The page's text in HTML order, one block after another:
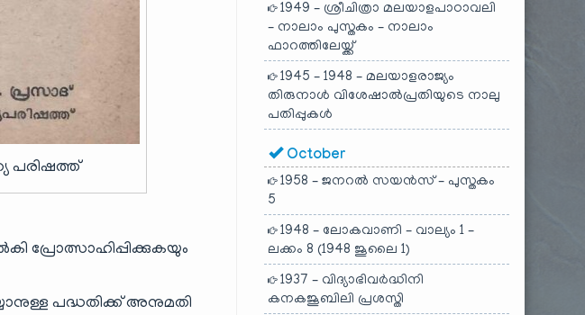
പരിഷത്ത്
പ്രോത്സാഹിപ്പിക്കുകയും
പദ്ധതിക്ക് അനുമതി
1949 – ശ്രീചിത്രാ മലയാളപാഠാവലി
– നാലാം പുസ്തകം – നാലാം
ഫാറത്തിലേയ്ക്ക്
1945 – 1948 – മലയാളരാജ്യം
തിരുനാൾ വിശേഷാൽപ്രതിയുടെ നാലു
പതിപ്പുകൾ
October
1958 – ജനറൽ സയൻസ് – പുസ്തകം
5
1948 – ലോകവാണി – വാല്യം 1 –
ലക്കം 8 (1948 ജൂലൈ 1)
1937 – വിദ്യാഭിവർദ്ധിനി
കനകജൂബിലി പ്രശസ്തി